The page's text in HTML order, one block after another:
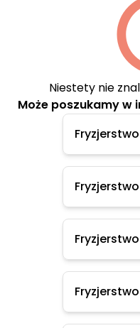
Niestety nie
Może poszukamy w